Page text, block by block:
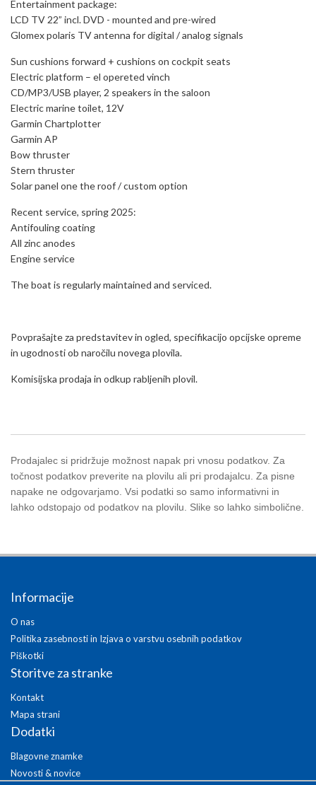
Entertainment package:
LCD TV 22” incl. DVD - mounted and pre-wired
Glomex polaris TV antenna for digital / analog signals
Sun cushions forward + cushions on cockpit seats
Electric platform – el opereted vinch
CD/MP3/USB player, 2 speakers in the saloon
Electric marine toilet, 12V
Garmin Chartplotter
Garmin AP
Bow thruster
Stern thruster
Solar panel one the roof / custom option
Recent service, spring 2025:
Antifouling coating
All zinc anodes
Engine service
The boat is regularly maintained and serviced.
Povprašajte za predstavitev in ogled, specifikacijo opcijske opreme
in ugodnosti ob naročilu novega plovila.
Komisijska prodaja in odkup rabljenih plovil.
Prodajalec si pridržuje možnost napak pri vnosu podatkov. Za
točnost podatkov preverite na plovilu ali pri prodajalcu. Za pisne
napake ne odgovarjamo. Vsi podatki so samo informativni in
lahko odstopajo od podatkov na plovilu. Slike so lahko simbolične.
Informacije
O nas
Politika zasebnosti in Izjava o varstvu osebnih podatkov
Piškotki
Storitve za stranke
Kontakt
Mapa strani
Dodatki
Blagovne znamke
Novosti & novice